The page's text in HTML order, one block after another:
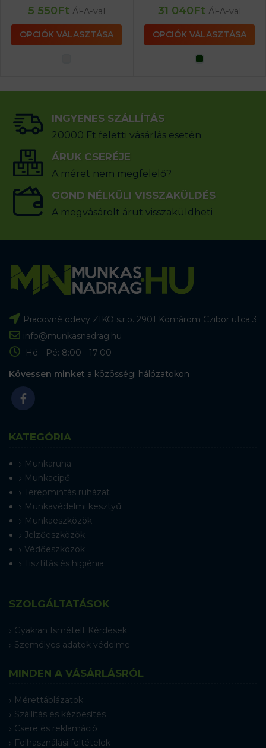
5 550Ft ÁFA-val
OPCIÓK VÁLASZTÁSA
31 040Ft ÁFA-val
OPCIÓK VÁLASZTÁSA
INGYENES SZÁLLÍTÁS
20000 Ft feletti vásárlás esetén
ÁRUK CSERÉJE
A méret nem megfelelő?
GOND NÉLKÜLI VISSZAKÜLDÉS
A megvásárolt árut visszaküldheti
Pracovné odevy ZIKO s.r.o. 2901 Komárom Czibor utca 3
info@munkasnadrag.hu
Hé - Pé: 8:00 - 17:00
Kövessen minket a közösségi hálózatokon
KATEGÓRIA
Munkaruha
Munkacipő
Terepmintás ruházat
Munkavédelmi kesztyű
Munkaeszközök
Jelzőeszközök
Védőeszközök
Tisztítás és higiénia
SZOLGÁLTATÁSOK
Gyakran Ismételt Kérdések
Személyes adatok védelme
MINDEN A VÁSÁRLÁSRÓL
Mérettáblázatok
Szállítás és kézbesítés
Csere és reklamáció
Felhasználási feltételek